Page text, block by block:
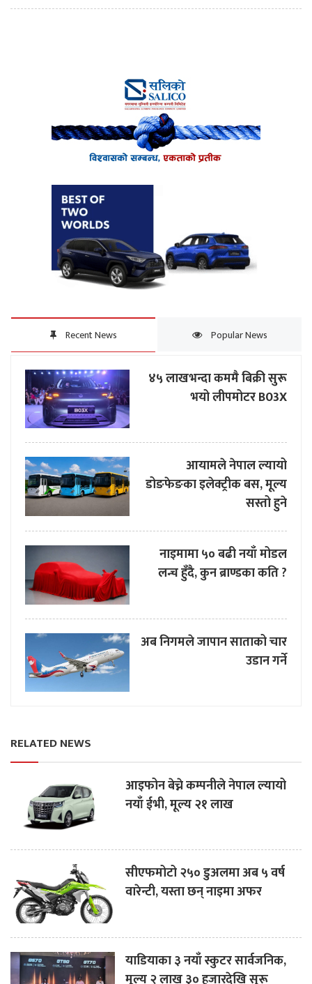
Recent News Popular News
४५ लाखभन्दा कममै बिक्री सुरू
भयो लीपमोटर B03X
आयामले नेपाल ल्यायो
डोङफेङका इलेक्ट्रीक बस, मूल्य
सस्तो हुने
नाइमामा ५० बढी नयाँ मोडल
लन्च हुँदै, कुन ब्राण्डका कति ?
अब निगमले जापान साताको चार
उडान गर्ने
RELATED NEWS
आइफोन बेच्ने कम्पनीले नेपाल ल्यायो
नयाँ ईभी, मूल्य २१ लाख
सीएफमोटो २५० डुअलमा अब ५ वर्ष
वारेन्टी, यस्ता छन् नाइमा अफर
याडियाका ३ नयाँ स्कुटर सार्वजनिक,
मूल्य २ लाख ३० हजारदेखि सुरू